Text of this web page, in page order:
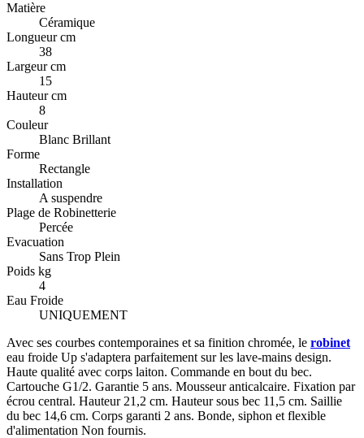
Matière
Céramique
Longueur cm
38
Largeur cm
15
Hauteur cm
8
Couleur
Blanc Brillant
Forme
Rectangle
Installation
A suspendre
Plage de Robinetterie
Percée
Evacuation
Sans Trop Plein
Poids kg
4
Eau Froide
UNIQUEMENT
Avec ses courbes contemporaines et sa finition chromée, le robinet
eau froide Up s'adaptera parfaitement sur les lave-mains design.
Haute qualité avec corps laiton. Commande en bout du bec.
Cartouche G1/2. Garantie 5 ans. Mousseur anticalcaire. Fixation par
écrou central. Hauteur 21,2 cm. Hauteur sous bec 11,5 cm. Saillie
du bec 14,6 cm. Corps garanti 2 ans. Bonde, siphon et flexible
d'alimentation Non fournis.